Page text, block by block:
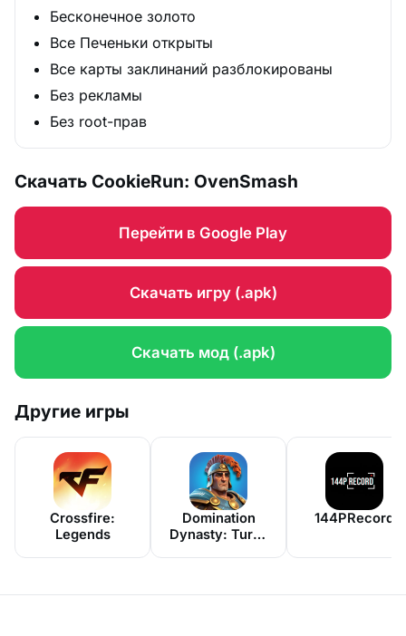
Бесконечное золото
Все Печеньки открыты
Все карты заклинаний разблокированы
Без рекламы
Без root-прав
Скачать CookieRun: OvenSmash
Перейти в Google Play
Скачать игру (.apk)
Скачать мод (.apk)
Другие игры
Crossfire:
Legends
Domination
Dynasty: Turn-
144PRecord